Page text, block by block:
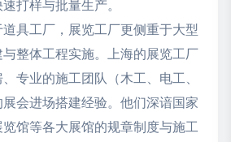
打样与批量生产。
道具工厂，展览工厂更侧重于大型
整体工程实施。上海的展览工厂
专业的施工团队（木工、电工、
会进场搭建经验。他们深谙国家
馆等各大展馆的规章制度与施工